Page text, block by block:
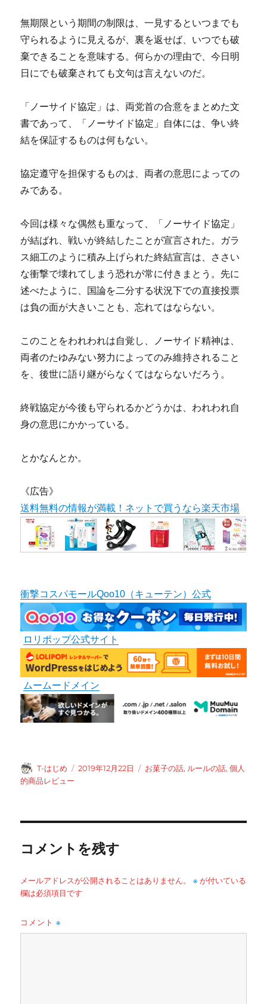
無期限という期間の制限は、一見するといつまでも
守られるように見えるが、裏を返せば、いつでも破
棄できることを意味する。何らかの理由で、今日明
日にでも破棄されても文句は言えないのだ。
「ノーサイド協定」は、両党首の合意をまとめた文
書であって、「ノーサイド協定」自体には、争い終
結を保証するものは何もない。
協定遵守を担保するものは、両者の意思によっての
みである。
今回は様々な偶然も重なって、「ノーサイド協定」
が結ばれ、戦いが終結したことが宣言された。ガラ
ス細工のように積み上げられた終結宣言は、ささい
な衝撃で壊れてしまう恐れが常に付きまとう。先に
述べたように、国論を二分する状況下での直接投票
は負の面が大きいことも、忘れてはならない。
このことをわれわれは自覚し、ノーサイド精神は、
両者のたゆみない努力によってのみ維持されること
を、後世に語り継がらなくてはならないだろう。
終戦協定が今後も守られるかどうかは、われわれ自
身の意思にかかっている。
とかなんとか。
《広告》
送料無料の情報が満載！ネットで買うなら楽天市場
衝撃コスパモールQoo10（キューテン）公式
ロリポップ公式サイト
ムームードメイン
投
稿
T-はじめ
投
2019年12月22日
カ
お菓子の話, ルールの話,個人
的商品レビュー
コメントを残す
メールアドレスが公開されることはありません。 ※ が付いている
欄は必須項目です
コメント※